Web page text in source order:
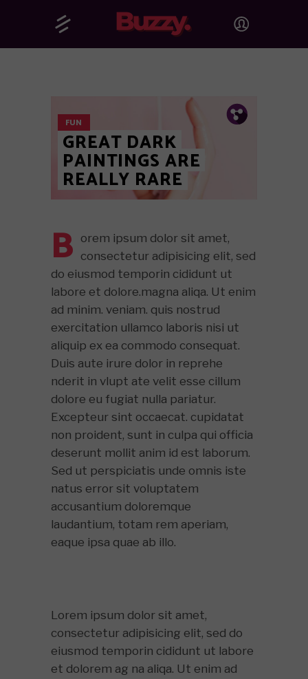
Fb.
Tw.
Pin.
FUN
GREAT DARK
PAINTINGS ARE
REALLY RARE
B orem ipsum dolor sit amet,
consectetur adipisicing elit, sed
do eiusmod temporin cididunt ut
labore et dolore.magna aliqa. Ut enim
ad minim. veniam. quis nostrud
exercitation ullamco laboris nisi ut
aliquip ex ea commodo consequat.
Duis aute irure dolor in reprehe
nderit in vlupt ate velit esse cillum
dolore eu fugiat nulla pariatur.
Excepteur sint occaecat. cupidatat
non proident, sunt in culpa qui officia
deserunt mollit anim id est laborum.
Sed ut perspiciatis unde omnis iste
natus error sit voluptatem
accusantium doloremque
laudantium, totam rem aperiam,
eaque ipsa quae ab illo.
Lorem ipsum dolor sit amet,
consectetur adipisicing elit, sed do
eiusmod temporin cididunt ut labore
et dolorem ag na aliqa. Ut enim ad